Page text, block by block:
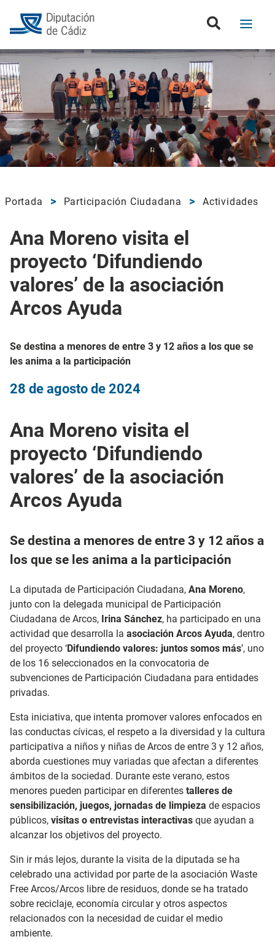
Portada Participación Ciudadana Actividades
Ana Moreno visita el
proyecto ‘Difundiendo
valores’ de la asociación
Arcos Ayuda
Se destina a menores de entre 3 y 12 años a los que se
les anima a la participación
28 de agosto de 2024
Ana Moreno visita el
proyecto ‘Difundiendo
valores’ de la asociación
Arcos Ayuda
Se destina a menores de entre 3 y 12 años a
los que se les anima a la participación
La diputada de Participación Ciudadana, Ana Moreno,
junto con la delegada municipal de Participación
Ciudadana de Arcos, Irina Sánchez, ha participado en una
actividad que desarrolla la asociación Arcos Ayuda, dentro
del proyecto ‘Difundiendo valores: juntos somos más’, uno
de los 16 seleccionados en la convocatoria de
subvenciones de Participación Ciudadana para entidades
privadas.
Esta iniciativa, que intenta promover valores enfocados en
las conductas cívicas, el respeto a la diversidad y la cultura
participativa a niños y niñas de Arcos de entre 3 y 12 años,
aborda cuestiones muy variadas que afectan a diferentes
ámbitos de la sociedad. Durante este verano, estos
menores pueden participar en diferentes talleres de
sensibilización, juegos, jornadas de limpieza de espacios
públicos, visitas o entrevistas interactivas que ayudan a
alcanzar los objetivos del proyecto.
Sin ir más lejos, durante la visita de la diputada se ha
celebrado una actividad por parte de la asociación Waste
Free Arcos/Arcos libre de residuos, donde se ha tratado
sobre reciclaje, economía circular y otros aspectos
relacionados con la necesidad de cuidar el medio
ambiente.